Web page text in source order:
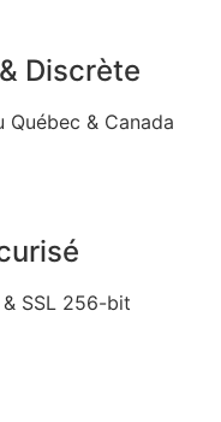
Discrète
Québec & Canada
SSL 256-bit